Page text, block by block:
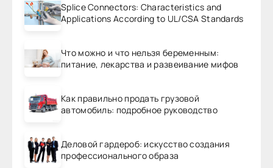
Splice Connectors: Characteristics and
Applications According to UL/CSA Standards
Что можно и что нельзя беременным:
питание, лекарства и развеивание мифов
Как правильно продать грузовой
автомобиль: подробное руководство
Деловой гардероб: искусство создания
профессионального образа